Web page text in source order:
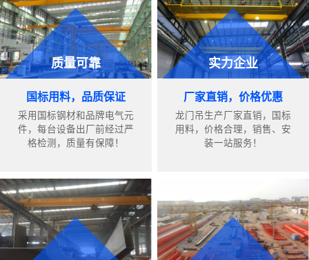
质量可靠
国标用料，品质保证
采用国标钢材和品牌电气元
件，每台设备出厂前经过严
格检测，质量有保障！
实力企业
厂家直销，价格优惠
龙门吊生产厂家直销，国标
用料，价格合理，销售、安
装一站服务！